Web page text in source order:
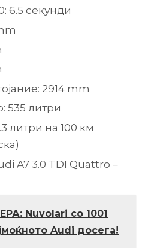
6.5 секунди
2914 mm
535 литри
литри на 100 км
A7 3.0 TDI Quattro –
Nuvolari со 1001
Audi досега!